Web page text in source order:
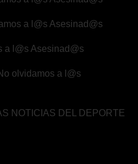
a l@s Asesinad@s
a l@s Asesinad@s
olvidamos a l@s
NOTICIAS DEL DEPORTE